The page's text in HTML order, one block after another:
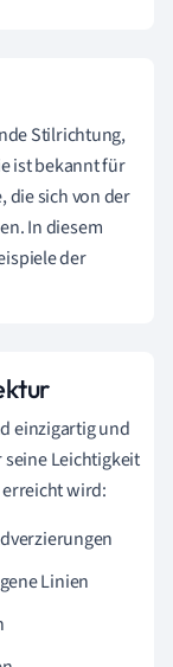
Stilrichtung,
ist bekannt für
die sich von der
In diesem
der
einzigartig und
Leichtigkeit
erreicht wird:
Linien